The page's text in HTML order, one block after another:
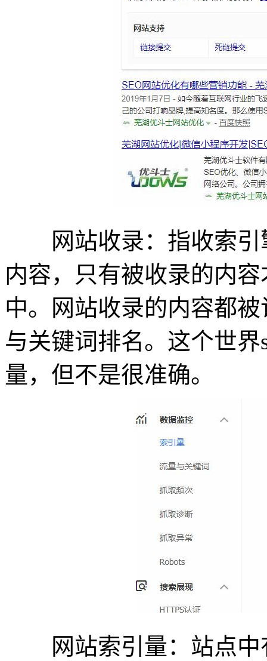
网站收录：指收索引
内容，只有被收录的内
中。网站收录的内容都
与关键词排名。这个世
量，但不是很准确。
网站索引量：站点中